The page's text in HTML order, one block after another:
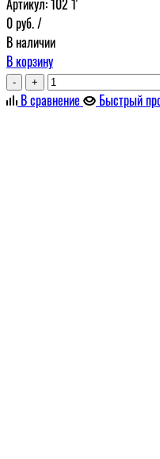
0руб./
В наличии
В корзину
- +
В сравнение Быстрый